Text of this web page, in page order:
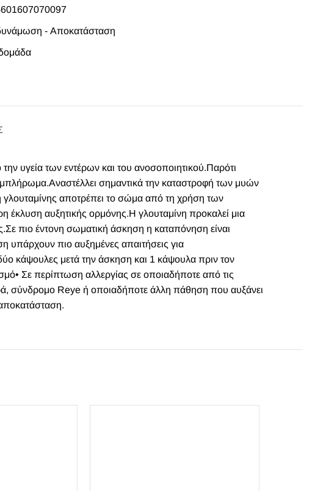
- Αποκατάσταση
υγεία των εντέρων και του ανοσοποιητικού.Παρότι
σημαντικά την καταστροφή των μυών
γλουταμίνης αποτρέπει το σώμα από τη χρήση των
έκλυση αυξητικής ορμόνης.Η γλουταμίνη προκαλεί μια
πιο έντονη σωματική άσκηση η καταπόνηση είναι
υπάρχουν πιο αυξημένες απαιτήσεις για
κάψουλες μετά την άσκηση και 1 κάψουλα πριν τον
Σε περίπτωση αλλεργίας σε οποιαδήποτε από τις
σύνδρομο Reye ή οποιαδήποτε άλλη πάθηση που αυξάνει